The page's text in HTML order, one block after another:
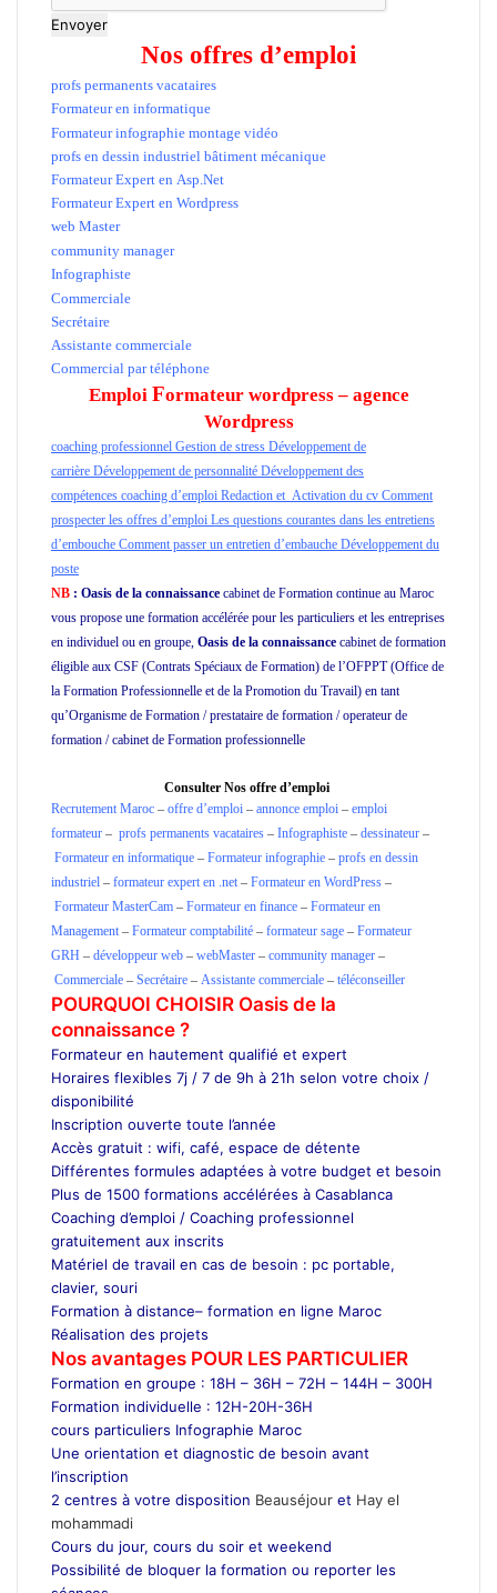
Envoyer
Nos offres d’emploi
profs permanents vacataires
Formateur en informatique
Formateur infographie montage vidéo
profs en dessin industriel bâtiment mécanique
Formateur Expert en Asp.Net
Formateur Expert en Wordpress
web Master
community manager
Infographiste
Commerciale
Secrétaire
Assistante commerciale
Commercial par téléphone
Emploi Formateur wordpress – agence
Wordpress
coaching professionnel Gestion de stress Développement de
carrière Développement de personnalité Développement des
compétences coaching d’emploi Redaction et Activation du cv Comment
prospecter les offres d’emploi Les questions courantes dans les entretiens
d’embouche Comment passer un entretien d’embauche Développement du
poste
NB : Oasis de la connaissance cabinet de Formation continue au Maroc
vous propose une formation accélérée pour les particuliers et les entreprises
en individuel ou en groupe, Oasis de la connaissance cabinet de formation
éligible aux CSF (Contrats Spéciaux de Formation) de l’OFPPT (Office de
la Formation Professionnelle et de la Promotion du Travail) en tant
qu’Organisme de Formation / prestataire de formation / operateur de
formation / cabinet de Formation professionnelle
Consulter Nos offre d’emploi
Recrutement Maroc – offre d’emploi – annonce emploi – emploi
formateur – profs permanents vacataires – Infographiste – dessinateur –
Formateur en informatique – Formateur infographie – profs en dessin
industriel – formateur expert en .net – Formateur en WordPress –
Formateur MasterCam – Formateur en finance – Formateur en
Management – Formateur comptabilité – formateur sage – Formateur
GRH – développeur web – webMaster – community manager –
Commerciale – Secrétaire – Assistante commerciale – téléconseiller
POURQUOI CHOISIR Oasis de la
connaissance ?
Formateur en hautement qualifié et expert
Horaires flexibles 7j / 7 de 9h à 21h selon votre choix /
disponibilité
Inscription ouverte toute l’année
Accès gratuit : wifi, café, espace de détente
Différentes formules adaptées à votre budget et besoin
Plus de 1500 formations accélérées à Casablanca
Coaching d’emploi / Coaching professionnel
gratuitement aux inscrits
Matériel de travail en cas de besoin : pc portable,
clavier, souri
Formation à distance– formation en ligne Maroc
Réalisation des projets
Nos avantages POUR LES PARTICULIER
Formation en groupe : 18H – 36H – 72H – 144H – 300H
Formation individuelle : 12H-20H-36H
cours particuliers Infographie Maroc
Une orientation et diagnostic de besoin avant
l’inscription
2 centres à votre disposition Beauséjour et Hay el
mohammadi
Cours du jour, cours du soir et weekend
Possibilité de bloquer la formation ou reporter les